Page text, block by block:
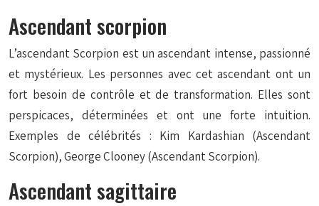
Ascendant scorpion
L’ascendant Scorpion est un ascendant intense, passionné
et mystérieux. Les personnes avec cet ascendant ont un
fort besoin de contrôle et de transformation. Elles sont
perspicaces, déterminées et ont une forte intuition.
Exemples de célébrités : Kim Kardashian (Ascendant
Scorpion), George Clooney (Ascendant Scorpion).
Ascendant sagittaire